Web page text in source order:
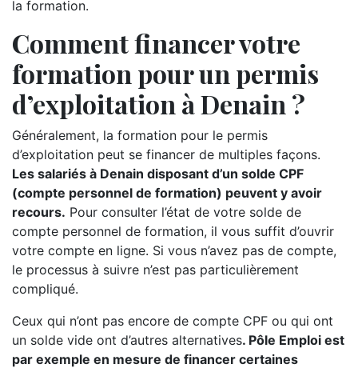
la formation.
Comment financer votre
formation pour un permis
d’exploitation à Denain ?
Généralement, la formation pour le permis
d’exploitation peut se financer de multiples façons.
Les salariés à Denain disposant d’un solde CPF
(compte personnel de formation) peuvent y avoir
recours. Pour consulter l’état de votre solde de
compte personnel de formation, il vous suffit d’ouvrir
votre compte en ligne. Si vous n’avez pas de compte,
le processus à suivre n’est pas particulièrement
compliqué.
Ceux qui n’ont pas encore de compte CPF ou qui ont
un solde vide ont d’autres alternatives. Pôle Emploi est
par exemple en mesure de financer certaines